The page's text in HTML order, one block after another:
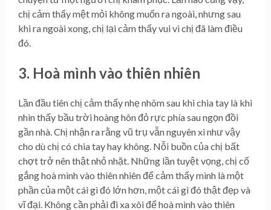
chị cảm thấy mệt mỏi không muốn ra ngoài, nhưng sau
khi ra ngoài xong, chị lại cảm thấy vui vì chị đã làm điều
đó.
3. Hoà mình vào thiên nhiên
Lần đầu tiên chị cảm thấy nhẹ nhõm sau khi chia tay là khi
nhìn thấy bầu trời hoàng hôn đỏ rực phía sau ngọn đồi
gần nhà. Chị nhận ra rằng vũ trụ vẫn nguyên xi như vậy
cho dù chị có chia tay hay không. Nỗi buồn của chị bất
chợt trở nên thật nhỏ nhặt. Những lần tuyệt vọng, chị cố
gắng hoà mình vào thiên nhiên để cảm thấy mình là một
phần của một cái gì đó lớn hơn, một cái gì đó thật đẹp và
vĩ đại. Không cần phải đi xa xôi để hoà mình vào thiên